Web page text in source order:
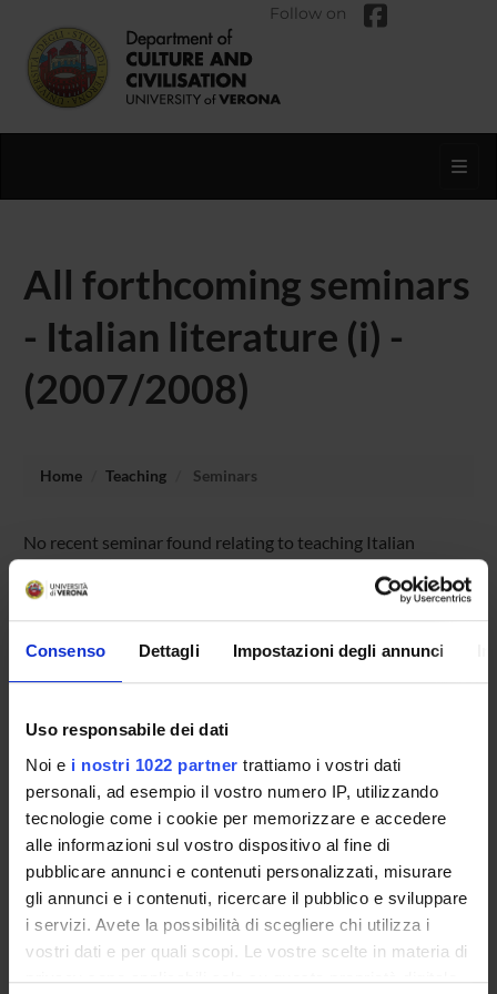
Consenso Dettagli Impostazioni degli annunci
Uso responsabile dei dati
Noi e i nostri 1022 partner trattiamo i vostri dati
personali, ad esempio il vostro numero IP, utilizzando
tecnologie come i cookie per memorizzare e accedere
alle informazioni sul vostro dispositivo al fine di
pubblicare annunci e contenuti personalizzati, misurare
gli annunci e i contenuti, ricercare il pubblico e sviluppare
i servizi. Avete la possibilità di scegliere chi utilizza i
vostri dati e per quali scopi. Le vostre scelte in materia di
privacy sono applicabili solo su questa proprietà digitale
Follow on
All forthcoming seminars
- Italian literature (i) -
(2007/2008)
Home Teaching Seminars
No recent seminar found relating to teaching Italian
literature (i).
PHD PROGRAMMES AND POSTGRADUATE
TRAINING
Contacts
People
Places
Calendar